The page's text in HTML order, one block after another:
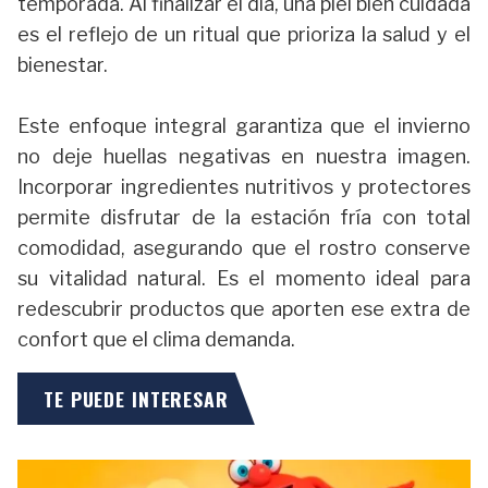
es el reflejo de un ritual que prioriza la salud y el
bienestar.
Este enfoque integral garantiza que el invierno
no deje huellas negativas en nuestra imagen.
Incorporar ingredientes nutritivos y protectores
permite disfrutar de la estación fría con total
comodidad, asegurando que el rostro conserve
su vitalidad natural. Es el momento ideal para
redescubrir productos que aporten ese extra de
confort que el clima demanda.
TE PUEDE INTERESAR